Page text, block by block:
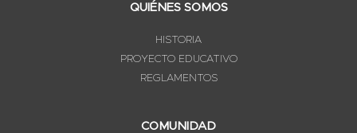
QUIÉNES SOMOS
HISTORIA
PROYECTO EDUCATIVO
REGLAMENTOS
COMUNIDAD